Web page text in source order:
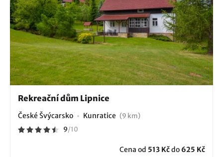
Rekreační dům Lipnice
České Švýcarsko Kunratice (9 km)
9/10
Cena od 513 Kčdo 625 Kč